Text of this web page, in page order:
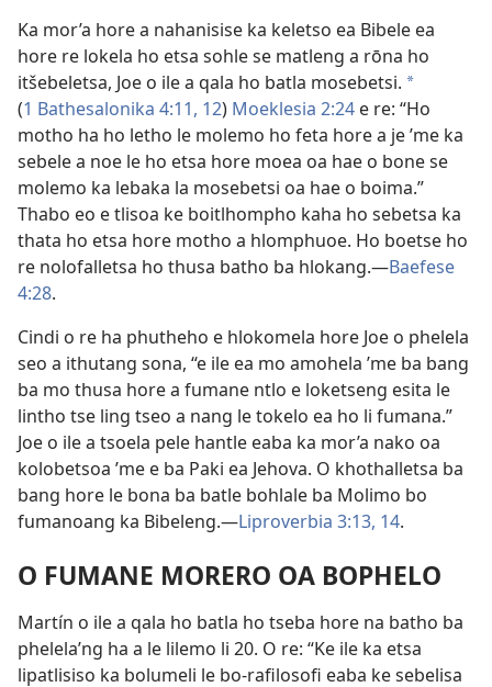
Ka mor’a hore a nahanisise ka keletso ea Bibele ea
hore re lokela ho etsa sohle se matleng a rōna ho
itšebeletsa, Joe o ile a qala ho batla mosebetsi. *
(1 Bathesalonika 4:11, 12) Moeklesia 2:24 e re: “Ho
motho ha ho letho le molemo ho feta hore a je ’me ka
sebele a noe le ho etsa hore moea oa hae o bone se
molemo ka lebaka la mosebetsi oa hae o boima.”
Thabo eo e tlisoa ke boitlhompho kaha ho sebetsa ka
thata ho etsa hore motho a hlomphuoe. Ho boetse ho
re nolofalletsa ho thusa batho ba hlokang.—Baefese
4:28.
Cindi o re ha phutheho e hlokomela hore Joe o phelela
seo a ithutang sona, “e ile ea mo amohela ’me ba bang
ba mo thusa hore a fumane ntlo e loketseng esita le
lintho tse ling tseo a nang le tokelo ea ho li fumana.”
Joe o ile a tsoela pele hantle eaba ka mor’a nako oa
kolobetsoa ’me e ba Paki ea Jehova. O khothalletsa ba
bang hore le bona ba batle bohlale ba Molimo bo
fumanoang ka Bibeleng.—Liproverbia 3:13, 14.
O FUMANE MORERO OA BOPHELO
Martín o ile a qala ho batla ho tseba hore na batho ba
phelela’ng ha a le lilemo li 20. O re: “Ke ile ka etsa
lipatlisiso ka bolumeli le bo-rafilosofi eaba ke sebelisa